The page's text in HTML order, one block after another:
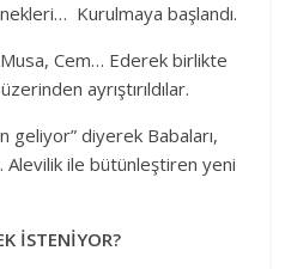
Kurulmaya başlandı.
Musa, Cem… Ederek birlikte
ayrıştırıldılar.
geliyor” diyerek Babaları,
ile bütünleştiren yeni
İSTENİYOR?